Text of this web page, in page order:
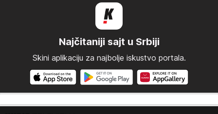
Najčitaniji sajt u Srbiji
Skini aplikaciju za najbolje iskustvo portala.